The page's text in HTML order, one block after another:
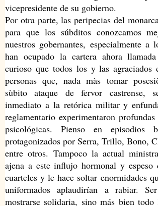
vicepresidente de su gobierno.
Por otra parte, las peripecias del
para que los súbditos conozcamos
nuestros gobernantes, especialmente a
han ocupado la cartera ahora
curioso que todos los y las agraciados
personas que, nada màs tomar
sùbito ataque de fervor castrense,
inmediato a la retórica militar y
reglamentario experimentaron
psicológicas. Pienso en episodios
protagonizados por Serra, Trillo, Bono,
entre otros. Tampoco la actual
ajena a este influjo hormonal y espeso
cuarteles y le hace soltar enormidades
uniformados aplaudirían a rabiar.
mostrarse solidaria, sino más bien